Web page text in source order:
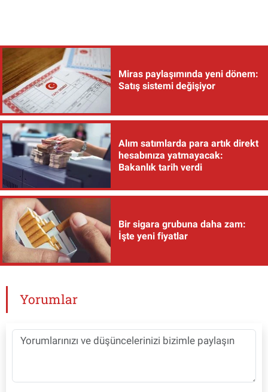
Miras paylaşımında yeni dönem:
Satış sistemi değişiyor
Alım satımlarda para artık direkt
hesabınıza yatmayacak:
Bakanlık tarih verdi
Bir sigara grubuna daha zam:
İşte yeni fiyatlar
Yorumlar